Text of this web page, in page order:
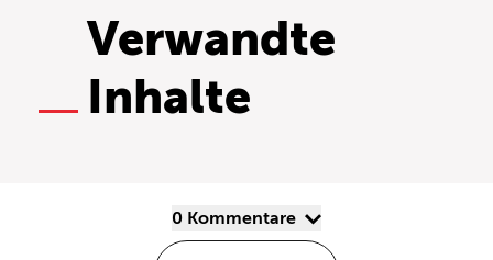
Verwandte
Inhalte
0 Kommentare